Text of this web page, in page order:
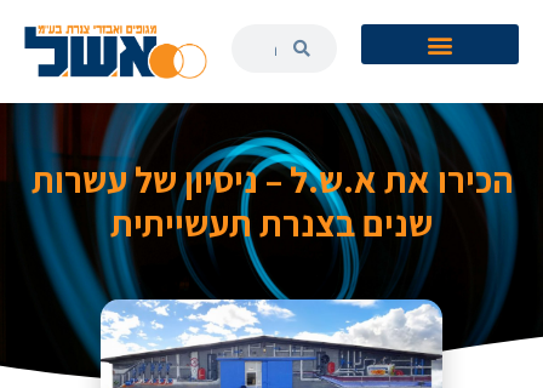
הכירו את א.ש.ל – ניסיון של עשרות
שנים בצנרת תעשייתית